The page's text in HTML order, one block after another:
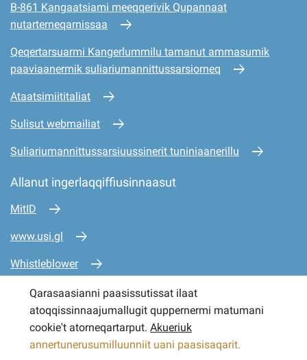
B-861 Kangaatsiami meeqqerivik Qupannaat
nutarterneqarnissaa
Qeqertarsuarmi Kangerlummilu tamanut ammasumik
paaviaanermik suliariumannittussarsiorneq
Ataatsimiititaliat
Sulisut webmailiat
Suliariumannittussarsiuussinerit tuniniaanerillu
Allanut ingerlaqqiffiusinnaasut
MitID
www.usi.gl
Whistleblower
www.mio.gl
www.sullissivik.gl
Qarasaasianni paasissutissat ilaat
atoqqissinnaajumallugit quppernermi matumani
cookie't atorneqartarput. Akueriuk
annertunerusumilluunniit uani paasisaqarit.